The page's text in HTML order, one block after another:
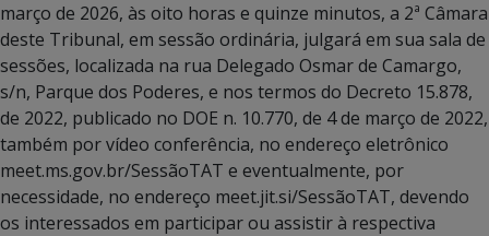
março de 2026, às oito horas e quinze minutos, a 2ª Câmara
deste Tribunal, em sessão ordinária, julgará em sua sala de
sessões, localizada na rua Delegado Osmar de Camargo,
s/n, Parque dos Poderes, e nos termos do Decreto 15.878,
de 2022, publicado no DOE n. 10.770, de 4 de março de 2022,
também por vídeo conferência, no endereço eletrônico
meet.ms.gov.br/SessãoTAT e eventualmente, por
necessidade, no endereço meet.jit.si/SessãoTAT, devendo
os interessados em participar ou assistir à respectiva